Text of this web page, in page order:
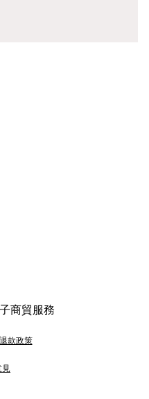
商貿服務
款政策
見